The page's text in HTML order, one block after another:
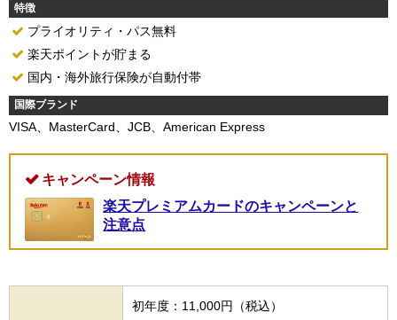
特徴
プライオリティ・パス無料
楽天ポイントが貯まる
国内・海外旅行保険が自動付帯
国際ブランド
VISA、MasterCard、JCB、American Express
キャンペーン情報
楽天プレミアムカードのキャンペーンと
注意点
初年度：11,000円（税込）